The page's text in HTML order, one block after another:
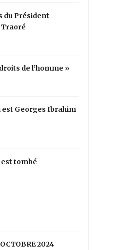
du Président
de l’homme »
est Georges Ibrahim
tombé
2024